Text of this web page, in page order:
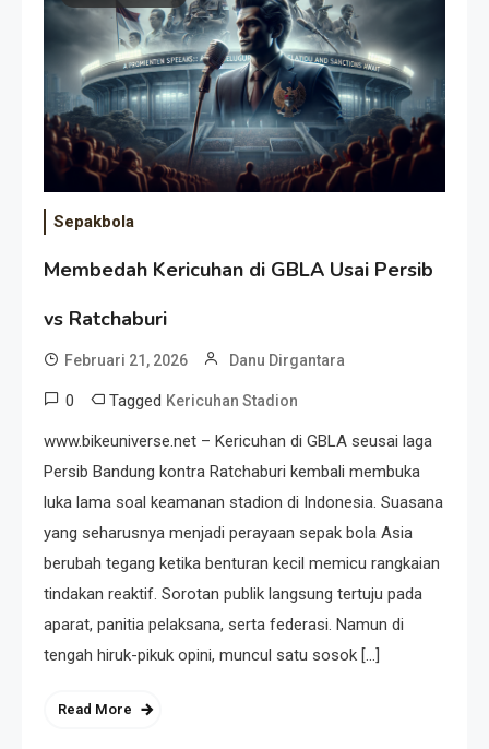
Event Besar
Sepakbola
Membedah Kericuhan di GBLA Usai Persib
vs Ratchaburi
Februari 21, 2026 Danu Dirgantara
0 Tagged Kericuhan Stadion
www.bikeuniverse.net – Kericuhan di GBLA seusai laga
Persib Bandung kontra Ratchaburi kembali membuka
luka lama soal keamanan stadion di Indonesia. Suasana
yang seharusnya menjadi perayaan sepak bola Asia
berubah tegang ketika benturan kecil memicu rangkaian
tindakan reaktif. Sorotan publik langsung tertuju pada
aparat, panitia pelaksana, serta federasi. Namun di
tengah hiruk-pikuk opini, muncul satu sosok […]
Read More